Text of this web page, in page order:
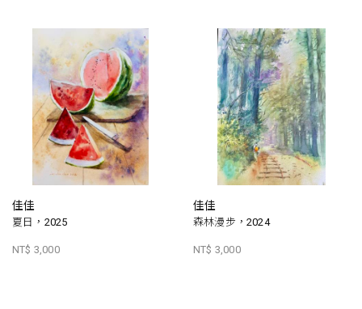
佳佳
夏日，2025
NT$ 3,000
佳佳
森林漫步，2024
NT$ 3,000